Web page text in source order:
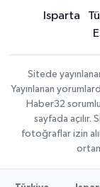
Isparta
Sitede
Yayınlanan
Haber32
sayfada açılır.
fotoğraflar izin